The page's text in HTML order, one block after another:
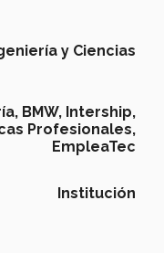
y Ciencias
BMW, Intership,
Profesionales,
EmpleaTec
Institución